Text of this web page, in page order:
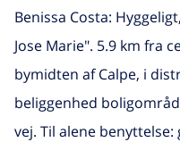
Benissa Costa:
Jose Marie". 5.9 km fra
bymidten af Calpe, i
beliggenhed
vej. Til alene